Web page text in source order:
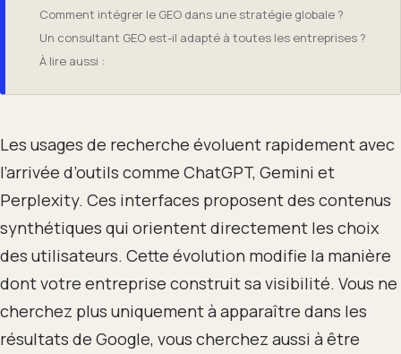
Comment intégrer le GEO dans une stratégie globale ?
Un consultant GEO est-il adapté à toutes les entreprises ?
À lire aussi :
Les usages de recherche évoluent rapidement avec
l’arrivée d’outils comme ChatGPT, Gemini et
Perplexity. Ces interfaces proposent des contenus
synthétiques qui orientent directement les choix
des utilisateurs. Cette évolution modifie la manière
dont votre entreprise construit sa visibilité. Vous ne
cherchez plus uniquement à apparaître dans les
résultats de Google, vous cherchez aussi à être